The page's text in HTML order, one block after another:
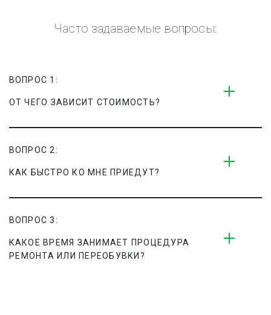
Часто задаваемые вопросы:
ВОПРОС 1:
ОТ ЧЕГО ЗАВИСИТ СТОИМОСТЬ?
ВОПРОС 2:
КАК БЫСТРО КО МНЕ ПРИЕДУТ?
ВОПРОС 3:
КАКОЕ ВРЕМЯ ЗАНИМАЕТ ПРОЦЕДУРА
РЕМОНТА ИЛИ ПЕРЕОБУВКИ?